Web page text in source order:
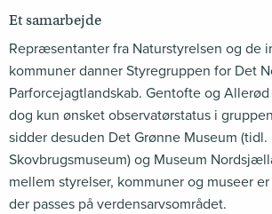
Et samarbejde
Repræsentanter fra Naturstyrelsen og de
kommuner danner Styregruppen for Det
Parforcejagtlandskab. Gentofte og
dog kun ønsket observatørstatus i
sidder desuden Det Grønne Museum (tidl.
Skovbrugsmuseum) og Museum
mellem styrelser, kommuner og museer
der passes på verdensarvsområdet.